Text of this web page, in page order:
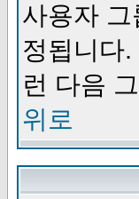
사용자
정됩니다
런 다음
위로